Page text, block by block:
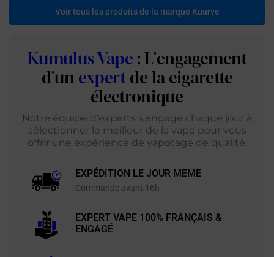
Voir tous les produits de la marque Kuurve
Kumulus Vape : L'engagement
d'un expert de la cigarette
électronique
Notre équipe d'experts s'engage chaque jour à
sélectionner le meilleur de la vape pour vous
offrir une expérience de vapotage de qualité.
EXPÉDITION LE JOUR MÊME
Commande avant 16h
EXPERT VAPE 100% FRANÇAIS &
ENGAGÉ